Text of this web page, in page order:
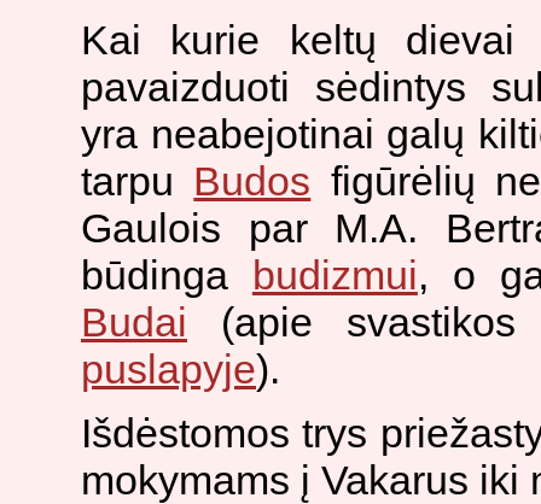
Kai kurie keltų
pavaizduoti sėdintys
yra neabejotinai galų
tarpu Budos figūrėlių
Gaulois par M.A.
būdinga budizmui, o
Budai (apie
puslapyje).
Išdėstomos trys
mokymams į Vakarus iki